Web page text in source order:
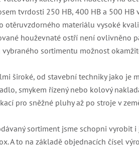
tvrdosti 250 HB, 400 HB a 500 HB
otěruvzdorného materiálu vysoké
houževnaté ostří není ovlivněno
sortimentu možnost
široké, od stavební techniky jako je
smykem řízený nebo kolový
pro sněžné pluhy až po stroje v
sortiment jsme schopni vyrobit
A to na základě objednacích čísel